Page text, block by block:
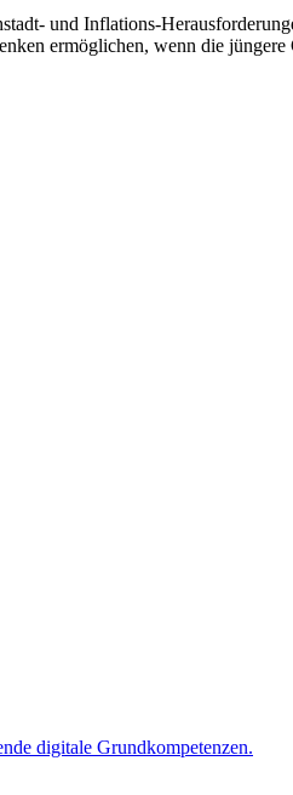
und Inflations-
ermöglichen, wenn die jüngere